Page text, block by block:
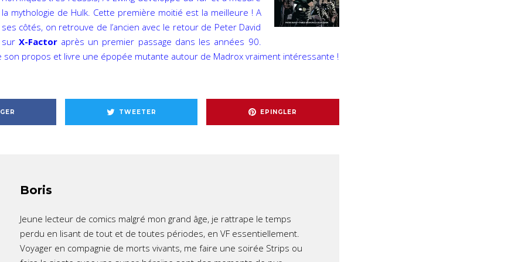
la mythologie de Hulk. Cette première moitié est la meilleure ! A
ses côtés, on retrouve de l’ancien avec le retour de Peter David
sur X-Factoraprès un premier passage dans les années 90.
son propos et livre une épopée mutante autour de Madrox vraiment intéressante !
TWEETER EPINGLER
Boris
Jeune lecteur de comics malgré mon grand âge, je rattrape le temps
perdu en lisant de tout et de toutes périodes, en VF essentiellement.
Voyager en compagnie de morts vivants, me faire une soirée Strips ou